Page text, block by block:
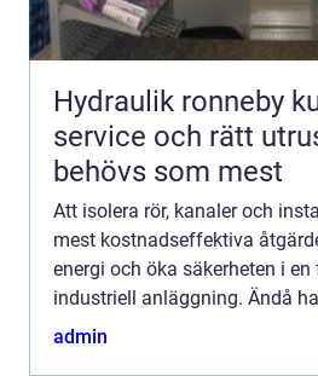
Hydraulik ronneby kunskap,
service och rätt
behövs som mest
Att isolera rör, kanaler och
mest kostnadseffektiva
energi och öka säkerheten i
industriell anläggning. Ändå
skymundan jämfört med mer
admin